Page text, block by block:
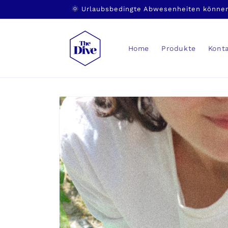
Inhalt
🌞 Urlaubsbedingte Abwesenheiten
Home Produkte
Produktinformationen
springen